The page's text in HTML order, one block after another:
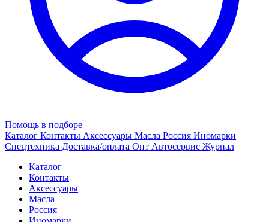
Помощь в подборе
Каталог Контакты Аксессуары Масла Россия Иномарки
Спецтехника Доставка/оплата Опт Автосервис Журнал
Каталог
Контакты
Аксессуары
Масла
Россия